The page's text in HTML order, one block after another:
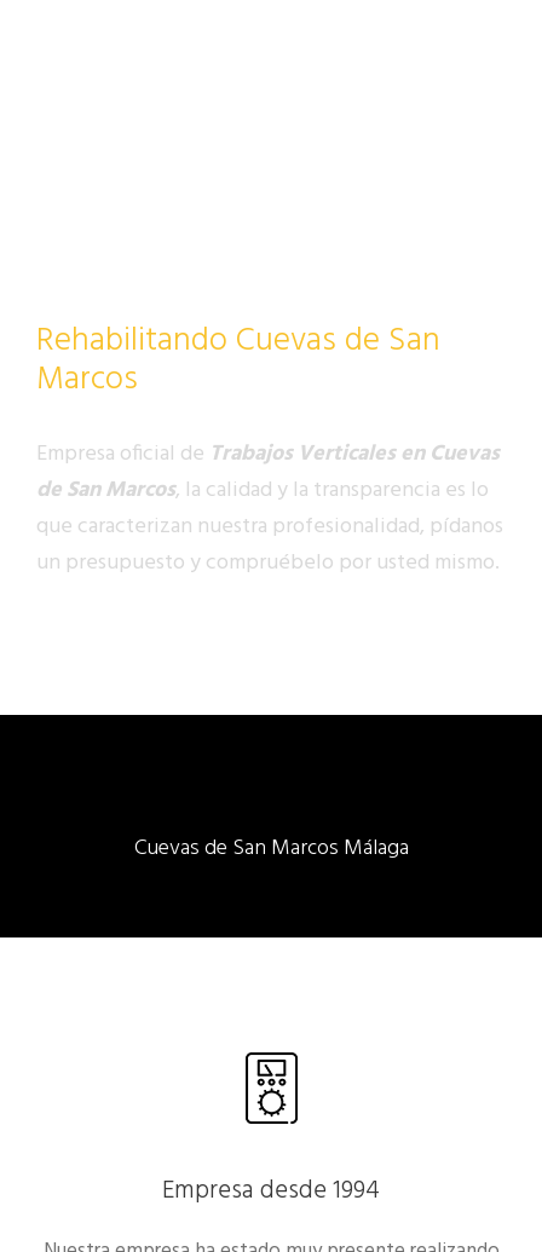
Rehabilitando Cuevas de San
Marcos
Empresa oficial de Trabajos Verticales en Cuevas
de San Marcos, la calidad y la transparencia es lo
que caracterizan nuestra profesionalidad, pídanos
un presupuesto y compruébelo por usted mismo.
Cuevas de San Marcos Málaga
Empresa desde 1994